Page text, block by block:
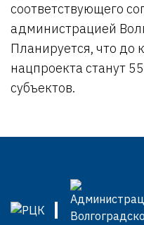
соответствующего
администрацией
Планируется, что до
нацпроекта станут
субъектов.